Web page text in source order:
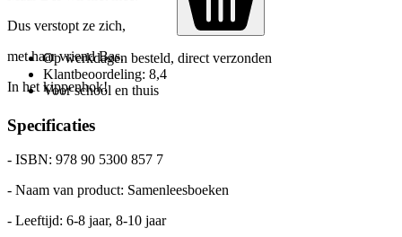
Dus verstopt ze zich,
met haar vriend Bas.
In het kippenhok!
Op werkdagen besteld, direct verzonden
Klantbeoordeling: 8,4
Voor school en thuis
Specificaties
- ISBN: 978 90 5300 857 7
- Naam van product: Samenleesboeken
- Leeftijd: 6-8 jaar, 8-10 jaar